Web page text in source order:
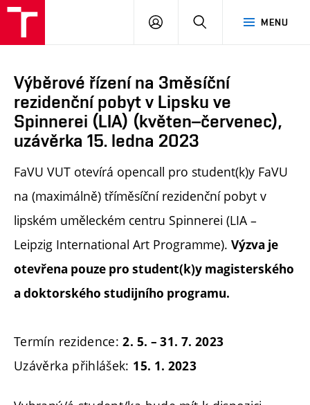
MENU
PŘIHLÁSIT
Výběrové řízení na 3měsíční
rezidenční pobyt v Lipsku ve
Spinnerei (LIA) (květen–červenec),
uzávěrka 15. ledna 2023
FaVU VUT otevírá opencall pro student(k)y FaVU
na (maximálně) tříměsíční rezidenční pobyt v
lipském uměleckém centru Spinnerei (LIA –
Leipzig International Art Programme). Výzva je
otevřena pouze pro student(k)y magisterského
a doktorského studijního programu.
Termín rezidence:2. 5. – 31. 7. 2023
Uzávěrka přihlášek: 15. 1. 2023